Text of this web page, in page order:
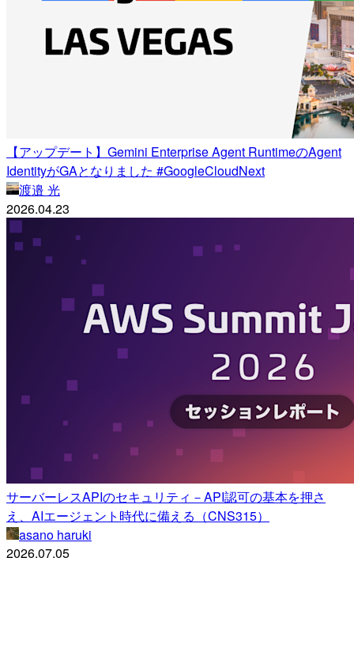
【アップデート】Gemini Enterprise Agent RuntimeのAgent
IdentityがGAとなりました #GoogleCloudNext
渡邉 光
2026.04.23
サーバーレスAPIのセキュリティ－API認可の基本を押さ
え、AIエージェント時代に備える（CNS315）
asano haruki
2026.07.05